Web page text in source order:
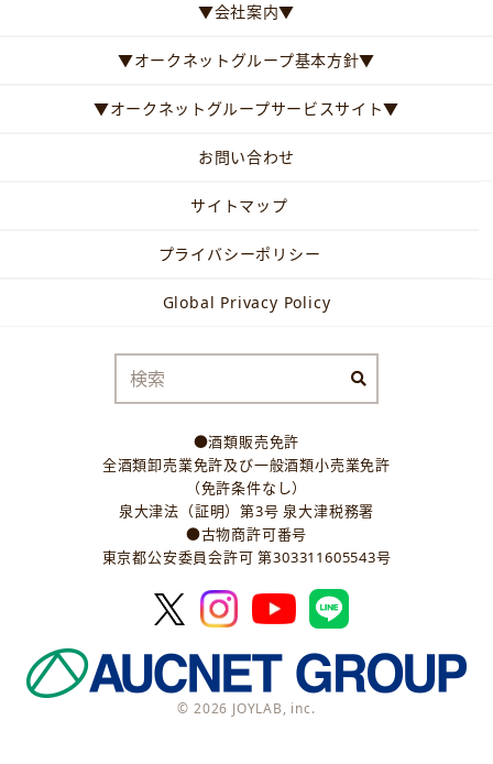
▼会社案内▼
▼オークネットグループ基本方針▼
▼オークネットグループサービスサイト▼
お問い合わせ
サイトマップ
プライバシーポリシー
Global Privacy Policy
●酒類販売免許
全酒類卸売業免許及び一般酒類小売業免許
（免許条件なし）
泉大津法（証明）第3号 泉大津税務署
●古物商許可番号
東京都公安委員会許可 第303311605543号
© 2026 JOYLAB, inc.